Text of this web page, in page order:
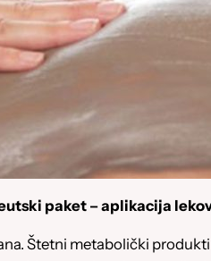
paket – aplikacija
Štetni metabolički